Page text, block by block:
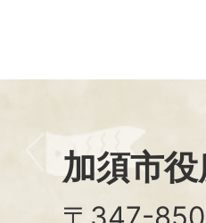
加須市
〒347-